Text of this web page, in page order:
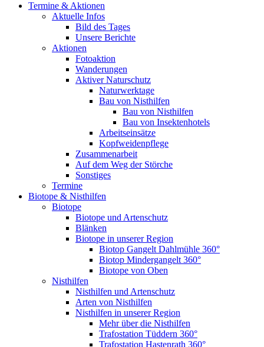
Termine & Aktionen
Aktuelle Infos
Bild des Tages
Unsere Berichte
Aktionen
Fotoaktion
Wanderungen
Aktiver Naturschutz
Naturwerktage
Bau von Nisthilfen
Bau von Nisthilfen
Bau von Insektenhotels
Arbeitseinsätze
Kopfweidenpflege
Zusammenarbeit
Auf dem Weg der Störche
Sonstiges
Termine
Biotope & Nisthilfen
Biotope
Biotope und Artenschutz
Blänken
Biotope in unserer Region
Biotop Gangelt Dahlmühle 360°
Biotop Mindergangelt 360°
Biotope von Oben
Nisthilfen
Nisthilfen und Artenschutz
Arten von Nisthilfen
Nisthilfen in unserer Region
Mehr über die Nisthilfen
Trafostation Tüddern 360°
Trafostation Hastenrath 360°